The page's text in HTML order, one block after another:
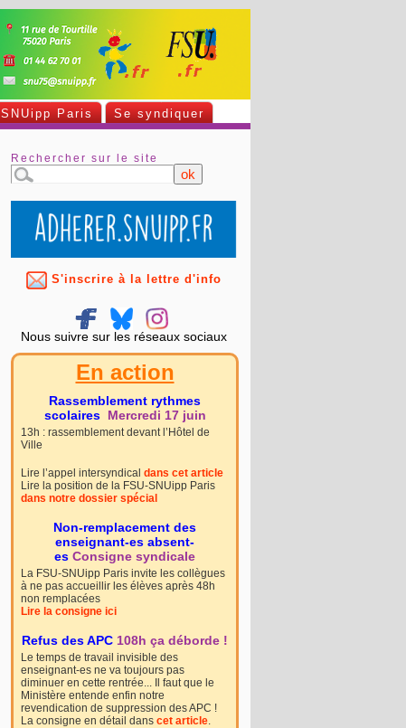
SNUipp Paris Se syndiquer
Rechercher sur le site
S'inscrire à la lettre d'info
Nous suivre sur les réseaux sociaux
En action
Rassemblement rythmes
scolaires
Mercredi 17 juin
13h : rassemblement devant l’Hôtel de
Ville
Lire l’appel intersyndical dans cet article
Lire la position de la FSU-SNUipp Paris
dans notre dossier spécial
Non-remplacement des
enseignant-es absent-
es Consigne syndicale
La FSU-SNUipp Paris invite les collègues
à ne pas accueillir les élèves après 48h
non remplacées
Lire la consigne ici
Refus des APC 108h ça déborde !
Le temps de travail invisible des
enseignant-es ne va toujours pas
diminuer en cette rentrée... Il faut que le
Ministère entende enfin notre
revendication de suppression des APC !
La consigne en détail dans cet article.